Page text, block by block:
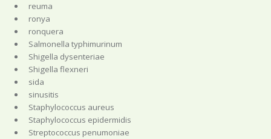
reuma
ronya
ronquera
Salmonella typhimurinum
Shigella dysenteriae
Shigella flexneri
sida
sinusitis
Staphylococcus aureus
Staphylococcus epidermidis
Streptococcus penumoniae